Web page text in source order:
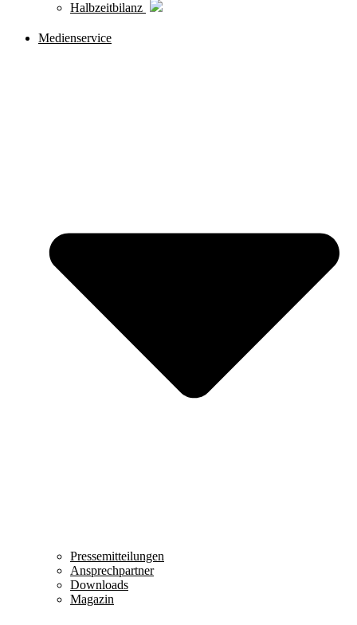
Halbzeitbilanz
Medienservice
Pressemitteilungen
Ansprechpartner
Downloads
Magazin